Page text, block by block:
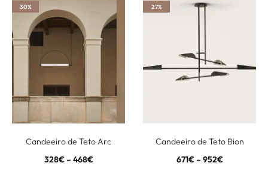
30%
Candeeiro de Teto Arc
328€– 468€
27%
Candeeiro de Teto Bion
671€– 952€